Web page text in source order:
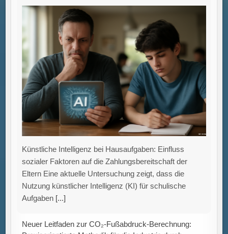
Factory-X und Fraunhofer IWU.
Standardisierte, vergleichbare und verständliche
Berechnung des CO₂-Fußabdrucks von
Industrieprodukten Die Ermittlung des CO₂-
Fußabdrucks eines Produkts entlang der gesamten
Herausforderungen –[...]